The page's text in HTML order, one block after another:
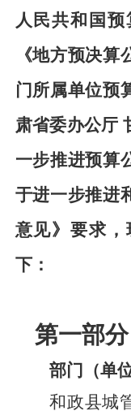
人民共和国
《地方预决
门所属单位预
肃省委办公厅
一步推进预算
于进一步推进
意见》要求，
下：
第一部分
部门（单
和政县城